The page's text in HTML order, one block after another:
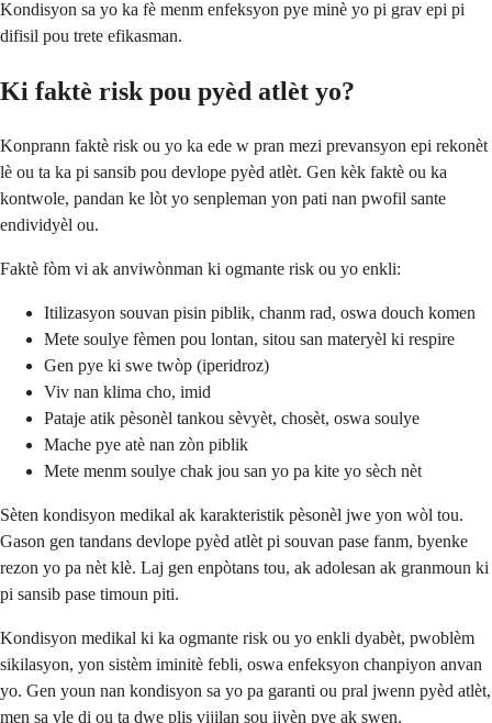
Kondisyon sa yo ka fè menm enfeksyon pye minè yo pi grav epi pi
difisil pou trete efikasman.
Ki faktè risk pou pyèd atlèt yo?
Konprann faktè risk ou yo ka ede w pran mezi prevansyon epi rekonèt
lè ou ta ka pi sansib pou devlope pyèd atlèt. Gen kèk faktè ou ka
kontwole, pandan ke lòt yo senpleman yon pati nan pwofil sante
endividyèl ou.
Faktè fòm vi ak anviwònman ki ogmante risk ou yo enkli:
Itilizasyon souvan pisin piblik, chanm rad, oswa douch komen
Mete soulye fèmen pou lontan, sitou san materyèl ki respire
Gen pye ki swe twòp (iperidroz)
Viv nan klima cho, imid
Pataje atik pèsonèl tankou sèvyèt, chosèt, oswa soulye
Mache pye atè nan zòn piblik
Mete menm soulye chak jou san yo pa kite yo sèch nèt
Sèten kondisyon medikal ak karakteristik pèsonèl jwe yon wòl tou.
Gason gen tandans devlope pyèd atlèt pi souvan pase fanm, byenke
rezon yo pa nèt klè. Laj gen enpòtans tou, ak adolesan ak granmoun ki
pi sansib pase timoun piti.
Kondisyon medikal ki ka ogmante risk ou yo enkli dyabèt, pwoblèm
sikilasyon, yon sistèm iminitè febli, oswa enfeksyon chanpiyon anvan
yo. Gen youn nan kondisyon sa yo pa garanti ou pral jwenn pyèd atlèt,
men sa vle di ou ta dwe plis vijilan sou ijyèn pye ak swen.